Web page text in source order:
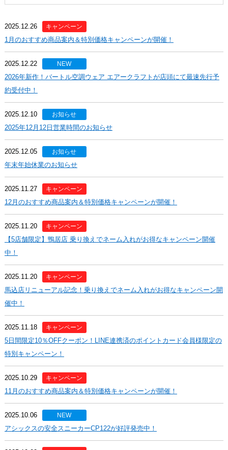
2025.12.26 キャンペーン
1月のおすすめ商品案内＆特別価格キャンペーンが開催！
2025.12.22 NEW
2026年新作！バートル空調ウェア エアークラフトが店頭にて最速先行予
約受付中！
2025.12.10 お知らせ
2025年12月12日営業時間のお知らせ
2025.12.05 お知らせ
年末年始休業のお知らせ
2025.11.27 キャンペーン
12月のおすすめ商品案内＆特別価格キャンペーンが開催！
2025.11.20 キャンペーン
【5店舗限定】鴨居店 乗り換えでネーム入れがお得なキャンペーン開催
中！
2025.11.20 キャンペーン
馬込店リニューアル記念！乗り換えでネーム入れがお得なキャンペーン開
催中！
2025.11.18 キャンペーン
5日間限定10％OFFクーポン！LINE連携済のポイントカード会員様限定の
特別キャンペーン！
2025.10.29 キャンペーン
11月のおすすめ商品案内＆特別価格キャンペーンが開催！
2025.10.06 NEW
アシックスの安全スニーカーCP122が好評発売中！